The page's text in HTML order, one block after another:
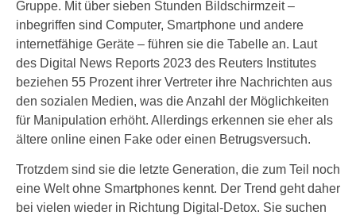
Gruppe. Mit über sieben Stunden Bildschirmzeit –
inbegriffen sind Computer, Smartphone und andere
internetfähige Geräte – führen sie die Tabelle an. Laut
des Digital News Reports 2023 des Reuters Institutes
beziehen 55 Prozent ihrer Vertreter ihre Nachrichten aus
den sozialen Medien, was die Anzahl der Möglichkeiten
für Manipulation erhöht. Allerdings erkennen sie eher als
ältere online einen Fake oder einen Betrugsversuch.
Trotzdem sind sie die letzte Generation, die zum Teil noch
eine Welt ohne Smartphones kennt. Der Trend geht daher
bei vielen wieder in Richtung Digital-Detox. Sie suchen